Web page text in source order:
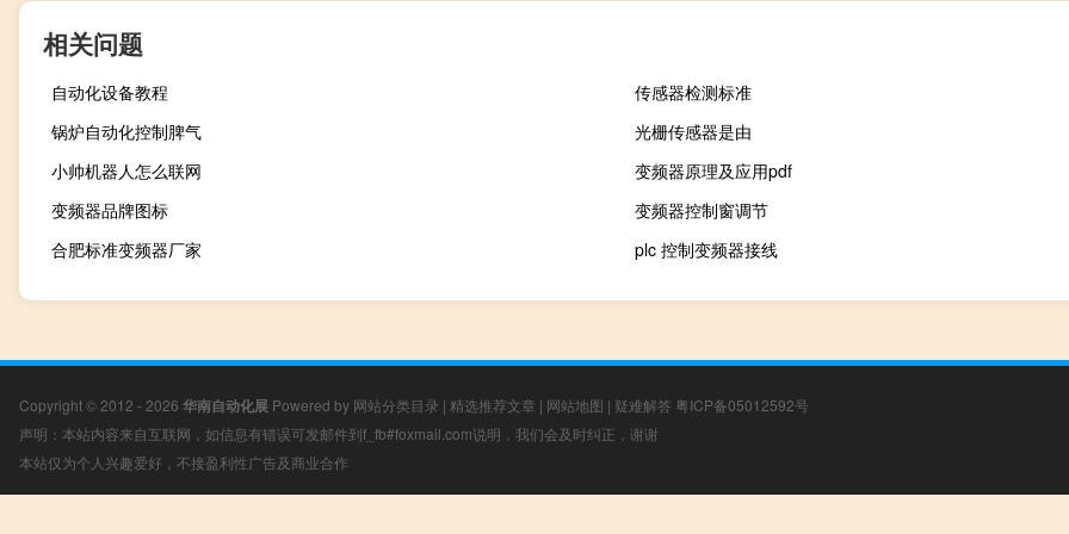
相关问题
自动化设备教程
传感器检测标准
锅炉自动化控制脾气
光栅传感器是由
小帅机器人怎么联网
变频器原理及应用pdf
变频器品牌图标
变频器控制窗调节
合肥标准变频器厂家
plc 控制变频器接线
Copyright © 2012 - 2026 华南自动化展 Powered by 网站分类目录 | 精选推荐文章 | 网站地图 | 疑难解答 粤ICP备05012592号
声明：本站内容来自互联网，如信息有错误可发邮件到f_fb#foxmail.com说明，我们会及时纠正，谢谢
本站仅为个人兴趣爱好，不接盈利性广告及商业合作